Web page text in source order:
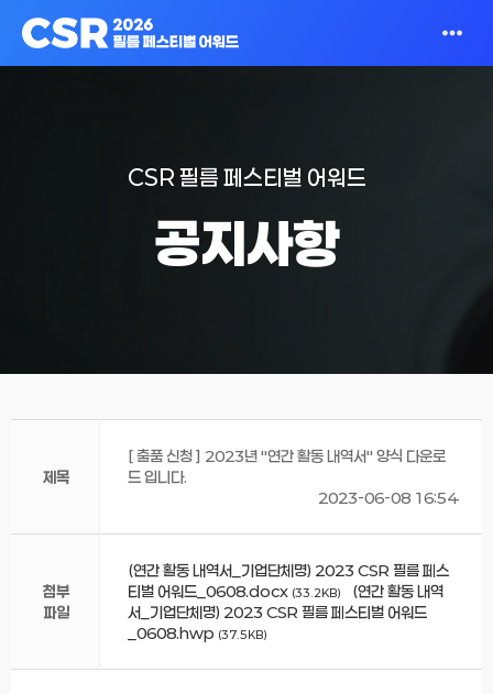
CSR 필름 페스티벌 어워드
공지사항
제목
[ 출품 신청 ] 2023년 "연간 활동 내역서" 양식 다운로
드 입니다.
2023-06-08 16:54
첨부
파일
(연간 활동 내역서_기업단체명) 2023 CSR 필름 페스
티벌 어워드_0608.docx (33.2KB)
(연간 활동 내역
서_기업단체명) 2023 CSR 필름 페스티벌 어워드
_0608.hwp (37.5KB)